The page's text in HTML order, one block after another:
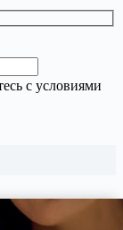
с условиями